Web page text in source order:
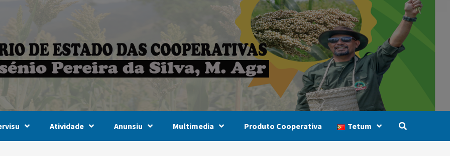
Atividade Anunsiu Multimedia Produto Cooperativa Tetum